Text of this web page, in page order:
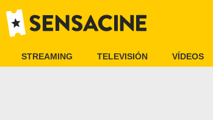
STREAMING TELEVISIÓN VÍDEOS